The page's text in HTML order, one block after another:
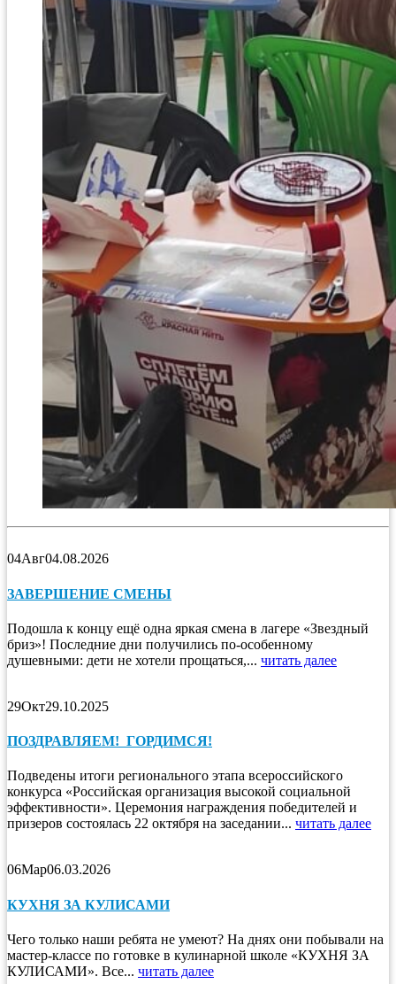
04Авг04.08.2026
ЗАВЕРШЕНИЕ СМЕНЫ
Подошла к концу ещё одна яркая смена в лагере «Звездный
бриз»! Последние дни получились по-особенному
душевными: дети не хотели прощаться,... читать далее
29Окт29.10.2025
ПОЗДРАВЛЯЕМ! ГОРДИМСЯ!
Подведены итоги регионального этапа всероссийского
конкурса «Российская организация высокой социальной
эффективности». Церемония награждения победителей и
призеров состоялась 22 октября на заседании... читать далее
06Мар06.03.2026
КУХНЯ ЗА КУЛИСАМИ
Чего только наши ребята не умеют? На днях они побывали на
мастер-классе по готовке в кулинарной школе «КУХНЯ ЗА
КУЛИСАМИ». Все... читать далее